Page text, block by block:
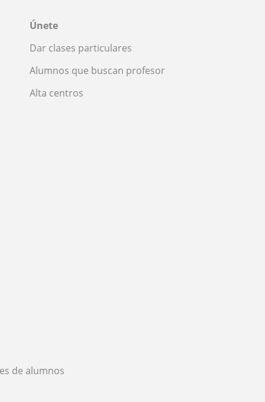
Únete
Dar clases particulares
Alumnos que buscan profesor
Alta centros
de alumnos